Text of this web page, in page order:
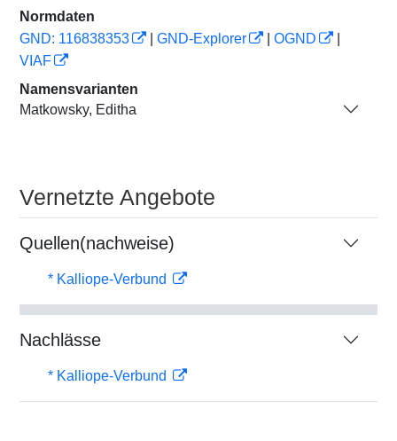
Normdaten
GND: 116838353
GND-Explorer OGND
VIAF
Namensvarianten
Matkowsky, Editha
Vernetzte Angebote
Quellen(nachweise)
* Kalliope-Verbund
Nachlässe
* Kalliope-Verbund